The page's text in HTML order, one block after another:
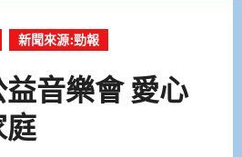
新聞來源:勁報
音樂會 愛心